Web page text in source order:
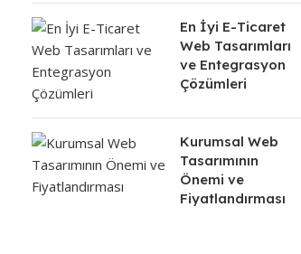
En İyi E-Ticaret
Web Tasarımları
ve Entegrasyon
Çözümleri
Kurumsal Web
Tasarımının
Önemi ve
Fiyatlandırması